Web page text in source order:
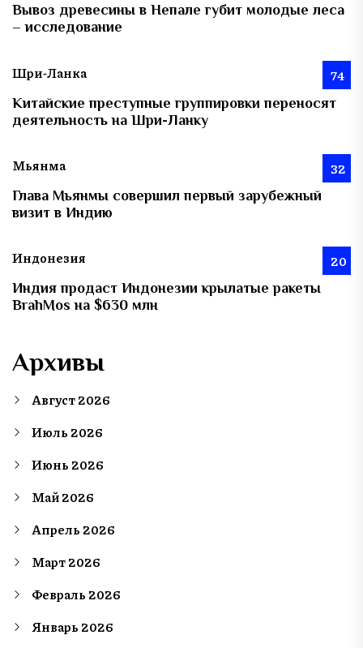
Вывоз древесины в Непале губит молодые леса
– исследование
Шри-Ланка 74
Китайские преступные группировки переносят
деятельность на Шри-Ланку
Мьянма 32
Глава Мьянмы совершил первый зарубежный
визит в Индию
Индонезия 20
Индия продаст Индонезии крылатые ракеты
BrahMos на $630 млн
Архивы
Август 2026
Июль 2026
Июнь 2026
Май 2026
Апрель 2026
Март 2026
Февраль 2026
Январь 2026